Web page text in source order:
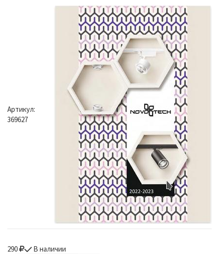
Артикул:
369627
290
В наличии